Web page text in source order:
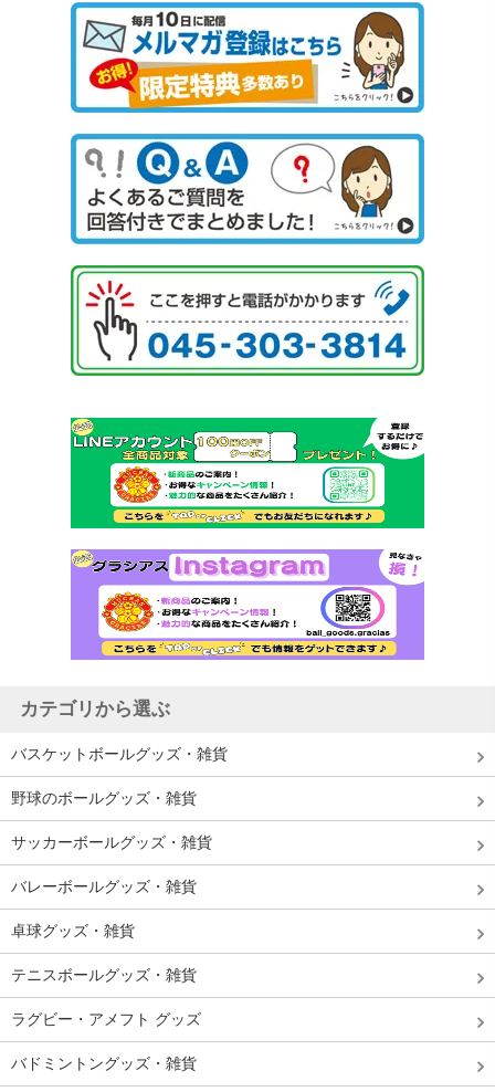
カテゴリから選ぶ
バスケットボールグッズ・雑貨
野球のボールグッズ・雑貨
サッカーボールグッズ・雑貨
バレーボールグッズ・雑貨
卓球グッズ・雑貨
テニスボールグッズ・雑貨
ラグビー・アメフト グッズ
バドミントングッズ・雑貨